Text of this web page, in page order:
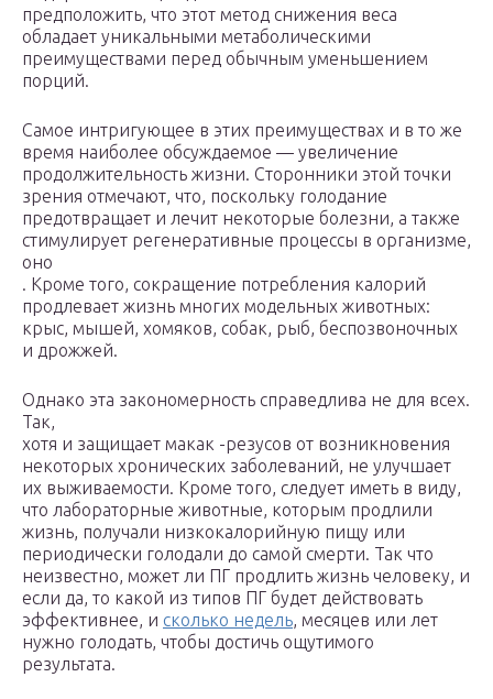
предположить, что этот метод снижения веса
обладает уникальными метаболическими
преимуществами перед обычным уменьшением
порций.
Самое интригующее в этих преимуществах и в то же
время наиболее обсуждаемое — увеличение
продолжительность жизни. Сторонники этой точки
зрения отмечают, что, поскольку голодание
предотвращает и лечит некоторые болезни, а также
стимулирует регенеративные процессы в организме,
оно
. Кроме того, сокращение потребления калорий
продлевает жизнь многих модельных животных:
крыс, мышей, хомяков, собак, рыб, беспозвоночных
и дрожжей.
Однако эта закономерность справедлива не для всех.
Так,
хотя и защищает макак -резусов от возникновения
некоторых хронических заболеваний, не улучшает
их выживаемости. Кроме того, следует иметь в виду,
что лабораторные животные, которым продлили
жизнь, получали низкокалорийную пищу или
периодически голодали до самой смерти. Так что
неизвестно, может ли ПГ продлить жизнь человеку, и
если да, то какой из типов ПГ будет действовать
эффективнее, и сколько недель, месяцев или лет
нужно голодать, чтобы достичь ощутимого
результата.